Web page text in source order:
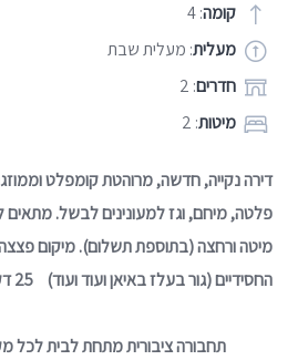
קומה: 4
מעלית: מעלית שבת
חדרים: 2
מיטות: 2
דירה נקייה, חדשה, מרוהטת קומפלט
מיטה ורחצה (בתוספת תשלום). מיקום פצצה
תחבורה ציבורית מתחת לבית לכל